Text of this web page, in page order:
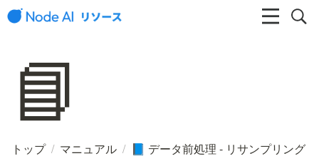
📘
トップ / マニュアル / 📘 データ前処理 - リサンプリング